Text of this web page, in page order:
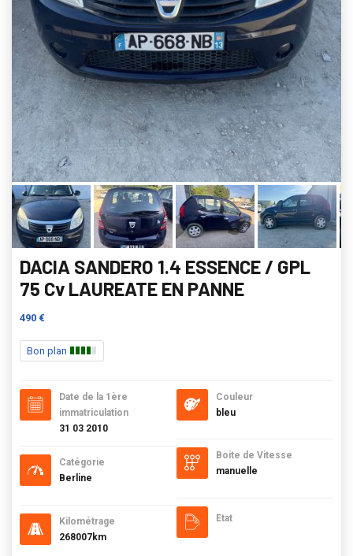
DACIA SANDERO 1.4 ESSENCE / GPL
75 Cv LAUREATE EN PANNE
490 €
Bon plan
Date de la 1ère
immatriculation
31 03 2010
Catégorie
Berline
Kilométrage
268007km
Couleur
bleu
Boite de Vitesse
manuelle
Etat